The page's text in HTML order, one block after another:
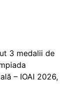
3 medalii de
– IOAI 2026,